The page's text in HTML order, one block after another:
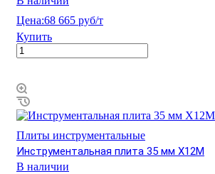
Цена:68 665 руб/т
Купить
Плиты инструментальные
Инструментальная плита 35 мм Х12М
В наличии